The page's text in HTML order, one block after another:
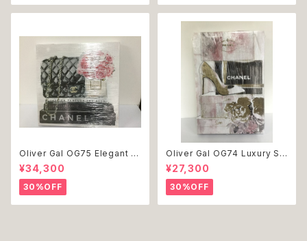
Oliver Gal OG75 Elegant E
ssentials Paris 絵 アート イ
ンテリア お祝い 贈り物 プレゼ
ント 結婚 新築 開店 周年 バー
スデイ 誕生日 ご褒美
¥34,300
30%OFF
Oliver Gal OG74 Luxury St
acked Shoes Rose Giftbo
x 絵 アート インテリア お祝い
贈り物 プレゼント 結婚 新築 開
店 周年 バースデイ 誕生日 ご褒
美
¥27,300
30%OFF